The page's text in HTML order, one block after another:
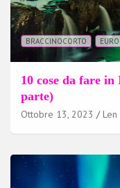
BRACCINOCORTO
10 cose da fare
parte)
Ottobre 13, 2023 Len